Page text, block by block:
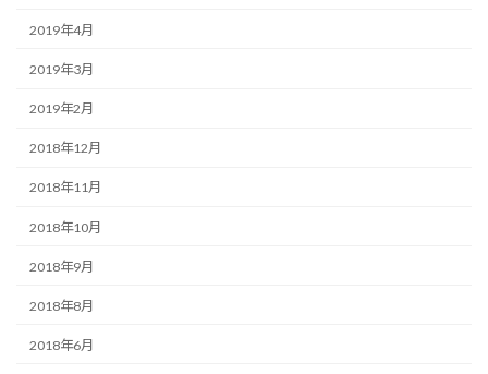
2019年4月
2019年3月
2019年2月
2018年12月
2018年11月
2018年10月
2018年9月
2018年8月
2018年6月